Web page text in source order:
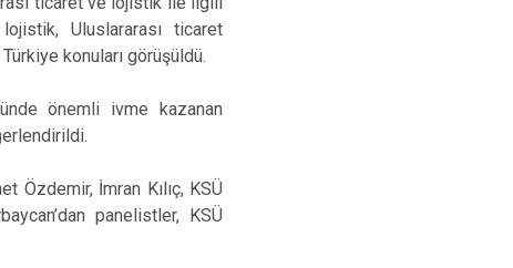
Uluslararası ticaret
konuları görüşüldü.
önemli ivme kazanan
Özdemir, İmran Kılıç, KSÜ
panelistler, KSÜ